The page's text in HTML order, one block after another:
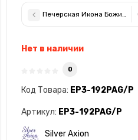
Печерская Икона Божией
Нет в наличии
0
Код Товара: EP3-192PAG/P
Артикул: EP3-192PAG/P
Silver Axion